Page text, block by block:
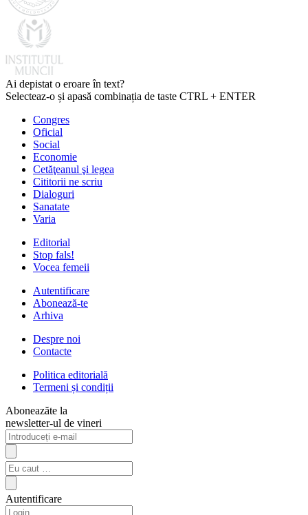
Ai depistat o eroare în text?
Selecteaz-o și apasă combinația de taste CTRL + ENTER
Congres
Oficial
Social
Economie
Cetăţeanul şi legea
Cititorii ne scriu
Dialoguri
Sanatate
Varia
Editorial
Stop fals!
Vocea femeii
Autentificare
Abonează-te
Arhiva
Despre noi
Contacte
Politica editorială
Termeni și condiții
Aboneazăte la
newsletter-ul de vineri
Autentificare